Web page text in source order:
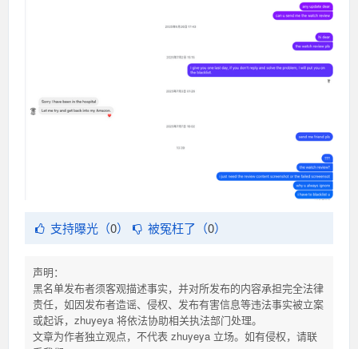
支持曝光（0） 被冤枉了（0）
声明：
黑名单发布者须客观描述事实，并对所发布的内容承担完全法律
责任，如因发布者造谣、侵权、发布有害信息等违法事实被立案
或起诉，zhuyeya 将依法协助相关执法部门处理。
文章为作者独立观点，不代表 zhuyeya 立场。如有侵权，请联